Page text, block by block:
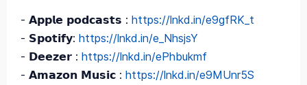
- 𝗔𝗽𝗽𝗹𝗲 𝗽𝗼𝗱𝗰𝗮𝘀𝘁𝘀 : https://lnkd.in/e9gfRK_t
- 𝗦𝗽𝗼𝘁𝗶𝗳𝘆: https://lnkd.in/e_NhsjsY
- 𝗗𝗲𝗲𝘇𝗲𝗿 : https://lnkd.in/ePhbukmf
- 𝗔𝗺𝗮𝘇𝗼𝗻 𝗠𝘂𝘀𝗶𝗰 : https://lnkd.in/e9MUnr5S